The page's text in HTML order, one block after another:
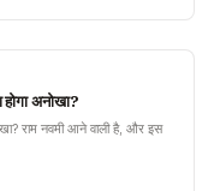
अनोखा?
राम नवमी आने वाली है, और इस